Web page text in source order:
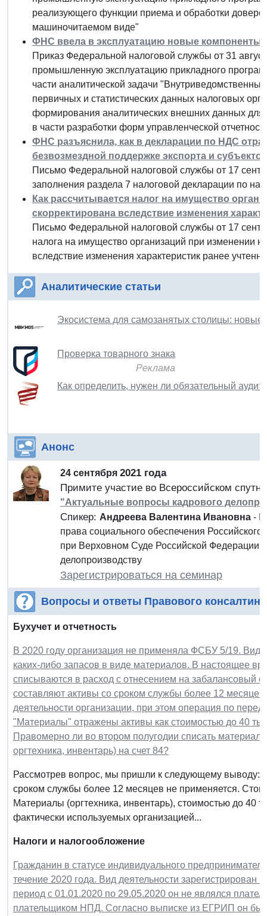
реализующего функции приема и обработки
машиночитаемом виде"
ФНС ввела в эксплуатацию новые компоненты
Приказ Федеральной налоговой службы от 31
промышленную эксплуатацию прикладного
части аналитической задачи
первичных и статистических данных налоговых
формирования аналитических внешних данных для
в части разработки форм управленческой
ФНС разъяснила, как в декларации по НДС
безвозмездной поддержке экспорта и
Письмо Федеральной налоговой службы от 17
заполнения раздела 7 налоговой декларации по
Как рассчитывается налог на имущество
скорректирована вследствие изменения
Письмо Федеральной налоговой службы от 17
налога на имущество организаций при изменении
вследствие изменения характеристик ранее
Аналитические статьи
Экосистема для самозанятых столицы: новые
Проверка товарного знака
Реклама
Как определить, нужен ли обязательный аудит
Анонс
24 сентября 2021 года
Примите участие во Всероссийском
"Актуальные вопросы кадрового
Спикер: Андреева Валентина Ивановна -
права социального обеспечения Российского
при Верховном Суде Российской Федерации,
делопроизводству
Зарегистрироваться на семинар
Вопросы и ответы Правового
Бухучет и отчетность
В 2020 году организация не применяла ФСБУ 5/19. Вид
каких-либо запасов в виде материалов. В настоящее
списываются в расход с отнесением на забалансовый
составляют активы со сроком службы более 12
деятельности организации, при этом операция по
"Материалы" отражены активы как стоимостью до 40
Правомерно ли во втором полугодии списать
оргтехника, инвентарь) на счет 84?
Рассмотрев вопрос, мы пришли к следующему выводу:
сроком службы более 12 месяцев не применяется.
Материалы (оргтехника, инвентарь), стоимостью до 40
фактически используемых организацией...
Налоги и налогообложение
Гражданин в статусе индивидуального
течение 2020 года. Вид деятельности
период с 01.01.2020 по 29.05.2020 он не являлся
плательщиком НПД. Согласно выписке из ЕГРИП он